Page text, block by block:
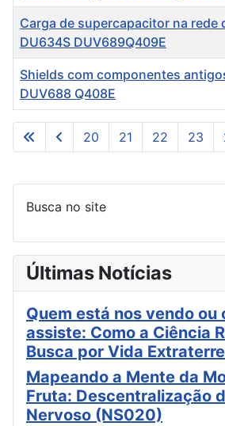
Artigos
Carga de supercapacitor na rede
DU634S DUV689Q409E
Shields com componentes
DUV688 Q408E
20 21 22 23
Busca no site
Últimas Notícias
Quem está nos vendo ou
assiste: Como a Ciência
Busca por Vida
Mapeando a Mente da
Fruta: Descentralização
Nervoso (NS020)